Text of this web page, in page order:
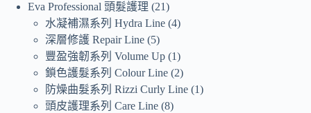
Eva Professional 頭髮護理 21
水凝補濕系列 Hydra Line 4
深層修護 Repair Line 5
豐盈強韌系列 Volume Up 1
鎖色護髮系列 Colour Line 2
防燥曲髮系列 Rizzi Curly Line 1
頭皮護理系列 Care Line 8